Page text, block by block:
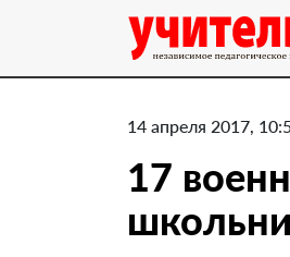
14 апреля 2017,
17